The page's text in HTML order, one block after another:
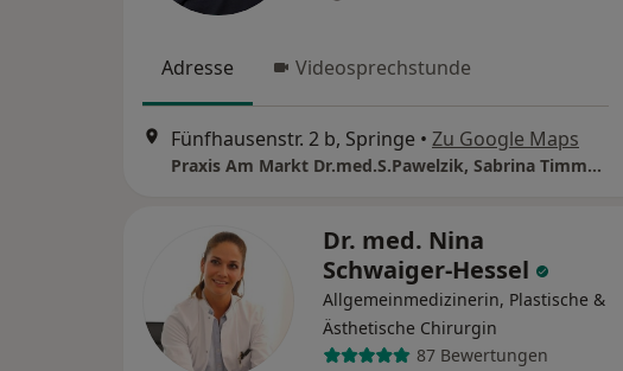
Adresse Videosprechstunde
Fünfhausenstr. 2 b, Springe • Zu Google Maps
Praxis Am Markt Dr.med.S.Pawelzik, Sabrina Timmermann, Dr. med. Birthe Schnell, Kathrin Schücker,Dr.med.Nicolai Kruschinski
Dr. med. Nina
Schwaiger-Hessel
Allgemeinmedizinerin, Plastische &
Ästhetische Chirurgin
87 Bewertungen